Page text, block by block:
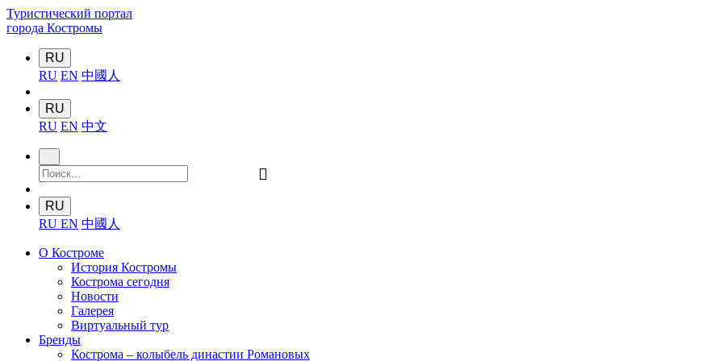
Туристический портал
города Костромы
RU
RU EN 中國人
RU
RU EN 中文
󰍉
RU
RU EN 中國人
О Костроме
История Костромы
Кострома сегодня
Новости
Галерея
Виртуальный тур
Бренды
Кострома – колыбель династии Романовых